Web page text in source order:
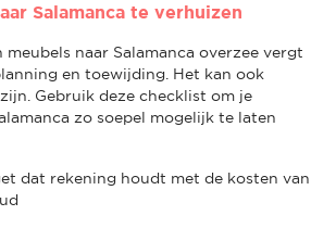
Salamanca te verhuizen
meubels naar Salamanca overzee vergt
en toewijding. Het kan ook
Gebruik deze checklist om je
zo soepel mogelijk te laten
dat rekening houdt met de kosten van